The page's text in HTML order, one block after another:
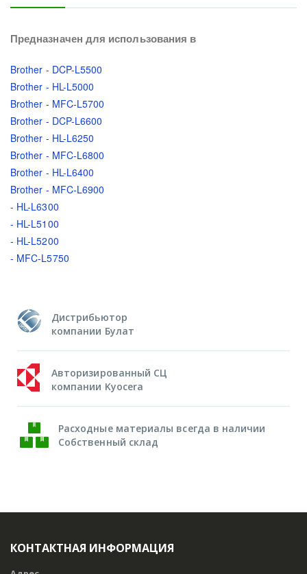
Предназначен для использования в
Brother - DCP-L5500
Brother - HL-L5000
Brother - MFC-L5700
Brother - DCP-L6600
Brother - HL-L6250
Brother - MFC-L6800
Brother - HL-L6400
Brother - MFC-L6900
- HL-L6300
- HL-L5100
- HL-L5200
- MFC-L5750
Дистрибьютор
компании Булат
Авторизированный СЦ
компании Kyocera
Расходные материалы всегда в наличии
Собственный склад
КОНТАКТНАЯ ИНФОРМАЦИЯ